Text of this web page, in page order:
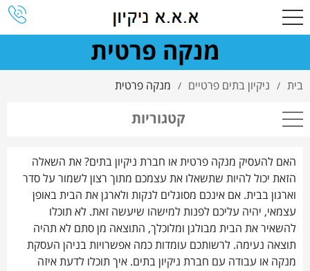
מנקה פרטית
בית / ניקיון בתים פרטיים / מנקה פרטית
קטגוריות
האם להעסיק מנקה פרטית או חברת ניקיון בתים? את השאלה
הזאת יכול להיות שתשאלו את עצמכם מתוך רצון לשמור על סדר
וארגון בבית. אם אינכם מסוגלים לנקות ולארגן את הבית באופן
עצמאי, יהיה עליכם לפנות למישהו שיעשה זאת. לא תוכלו
להשאיר את הבית מבולגן ומלוכלך, התוצאה מן סתם לא תהיה
תוצאה נעימה. לרשותכם עומדות כמה אפשרויות בניהן העסקת
מנקה או עבודה עם חברת ניקיון בתים. איך תוכלו לדעת איזה